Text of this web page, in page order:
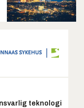
teknologi